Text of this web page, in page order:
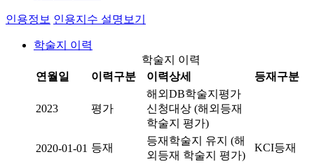
인용정보 인용지수 설명보기
학술지 이력
학술지 이력
연월일
이력구분 이력상세 등재구분
2023 평가
해외DB학술지평가
신청대상 (해외등재
학술지 평가)
2020-01-01 등재
등재학술지 유지 (해
외등재 학술지 평가)
KCI등재